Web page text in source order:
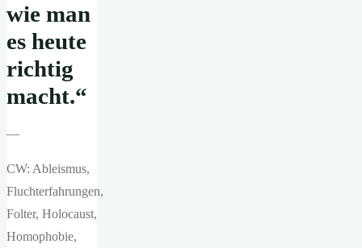
wie man
es heute
richtig
macht.“
—
CW: Ableismus,
Fluchterfahrungen,
Folter, Holocaust,
Homophobie,